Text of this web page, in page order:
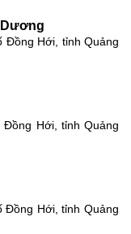
Đồng Hới, tỉnh Quảng
Hới, tỉnh Quảng
Đồng Hới, tỉnh Quảng